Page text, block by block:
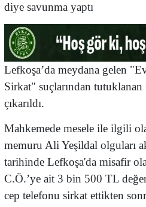
diye savunma yaptı
Lefkoşa’da meydana gelen
Sirkat" suçlarından
çıkarıldı.
Mahkemede mesele ile ilgili
memuru Ali Yeşildal olguları
tarihinde Lefkoşa'da misafir
C.Ö.’ye ait 3 bin 500 TL
cep telefonu sirkat ettikten